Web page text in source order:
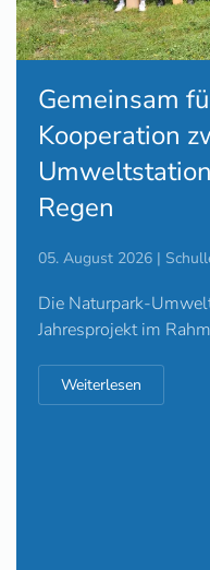
Gemeinsam
Kooperation
Regen
05. August 2026 |
Die Naturpark-
Jahresprojekt im
Weiterlesen